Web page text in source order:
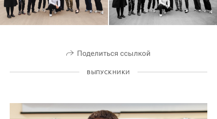
Поделиться ссылкой
ВЫПУСКНИКИ